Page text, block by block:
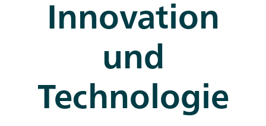
Innovation
und
Technologie